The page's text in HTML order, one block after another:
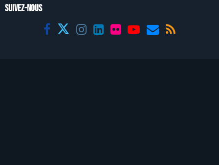
SUIVEZ-NOUS